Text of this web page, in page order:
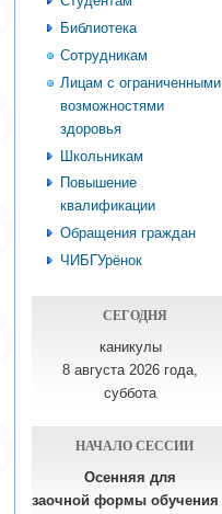
Библиотека
Сотрудникам
Лицам с ограниченными
возможностями
здоровья
Школьникам
Повышение
квалификации
Обращения граждан
ЧИБГУрёнок
СЕГОДНЯ
каникулы
8 августа 2026 года,
суббота
НАЧАЛО СЕССИИ
Осенняя для
заочной формы обучения